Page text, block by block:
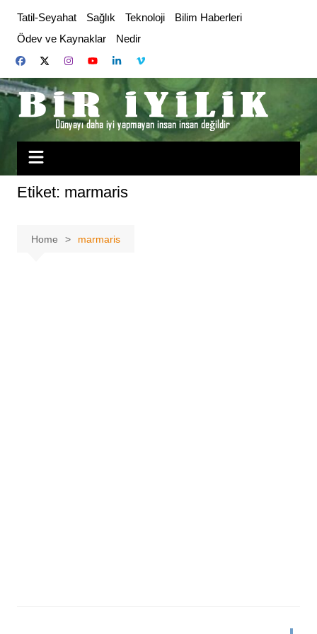
content
Tatil-Seyahat Sağlık Teknoloji
Bilim Haberleri
Ödev ve Kaynaklar
Nedir
Etiket: marmaris
Home marmaris